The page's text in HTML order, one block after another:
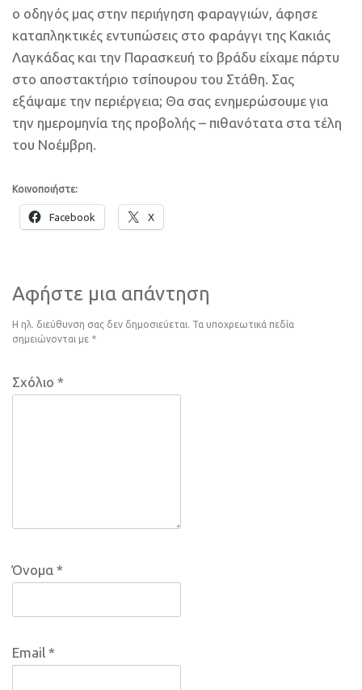
ο οδηγός μας στην περιήγηση φαραγγιών, άφησε
καταπληκτικές εντυπώσεις στο φαράγγι της Κακιάς
Λαγκάδας και την Παρασκευή το βράδυ είχαμε πάρτυ
στο αποστακτήριο τσίπουρου του Στάθη. Σας
εξάψαμε την περιέργεια; Θα σας ενημερώσουμε για
την ημερομηνία της προβολής – πιθανότατα στα τέλη
του Νοέμβρη.
Κοινοποιήστε:
Facebook X
Αφήστε μια απάντηση
Η ηλ. διεύθυνση σας δεν δημοσιεύεται.
Τα υποχρεωτικά πεδία
σημειώνονται με *
Σχόλιο *
Όνομα *
Email *